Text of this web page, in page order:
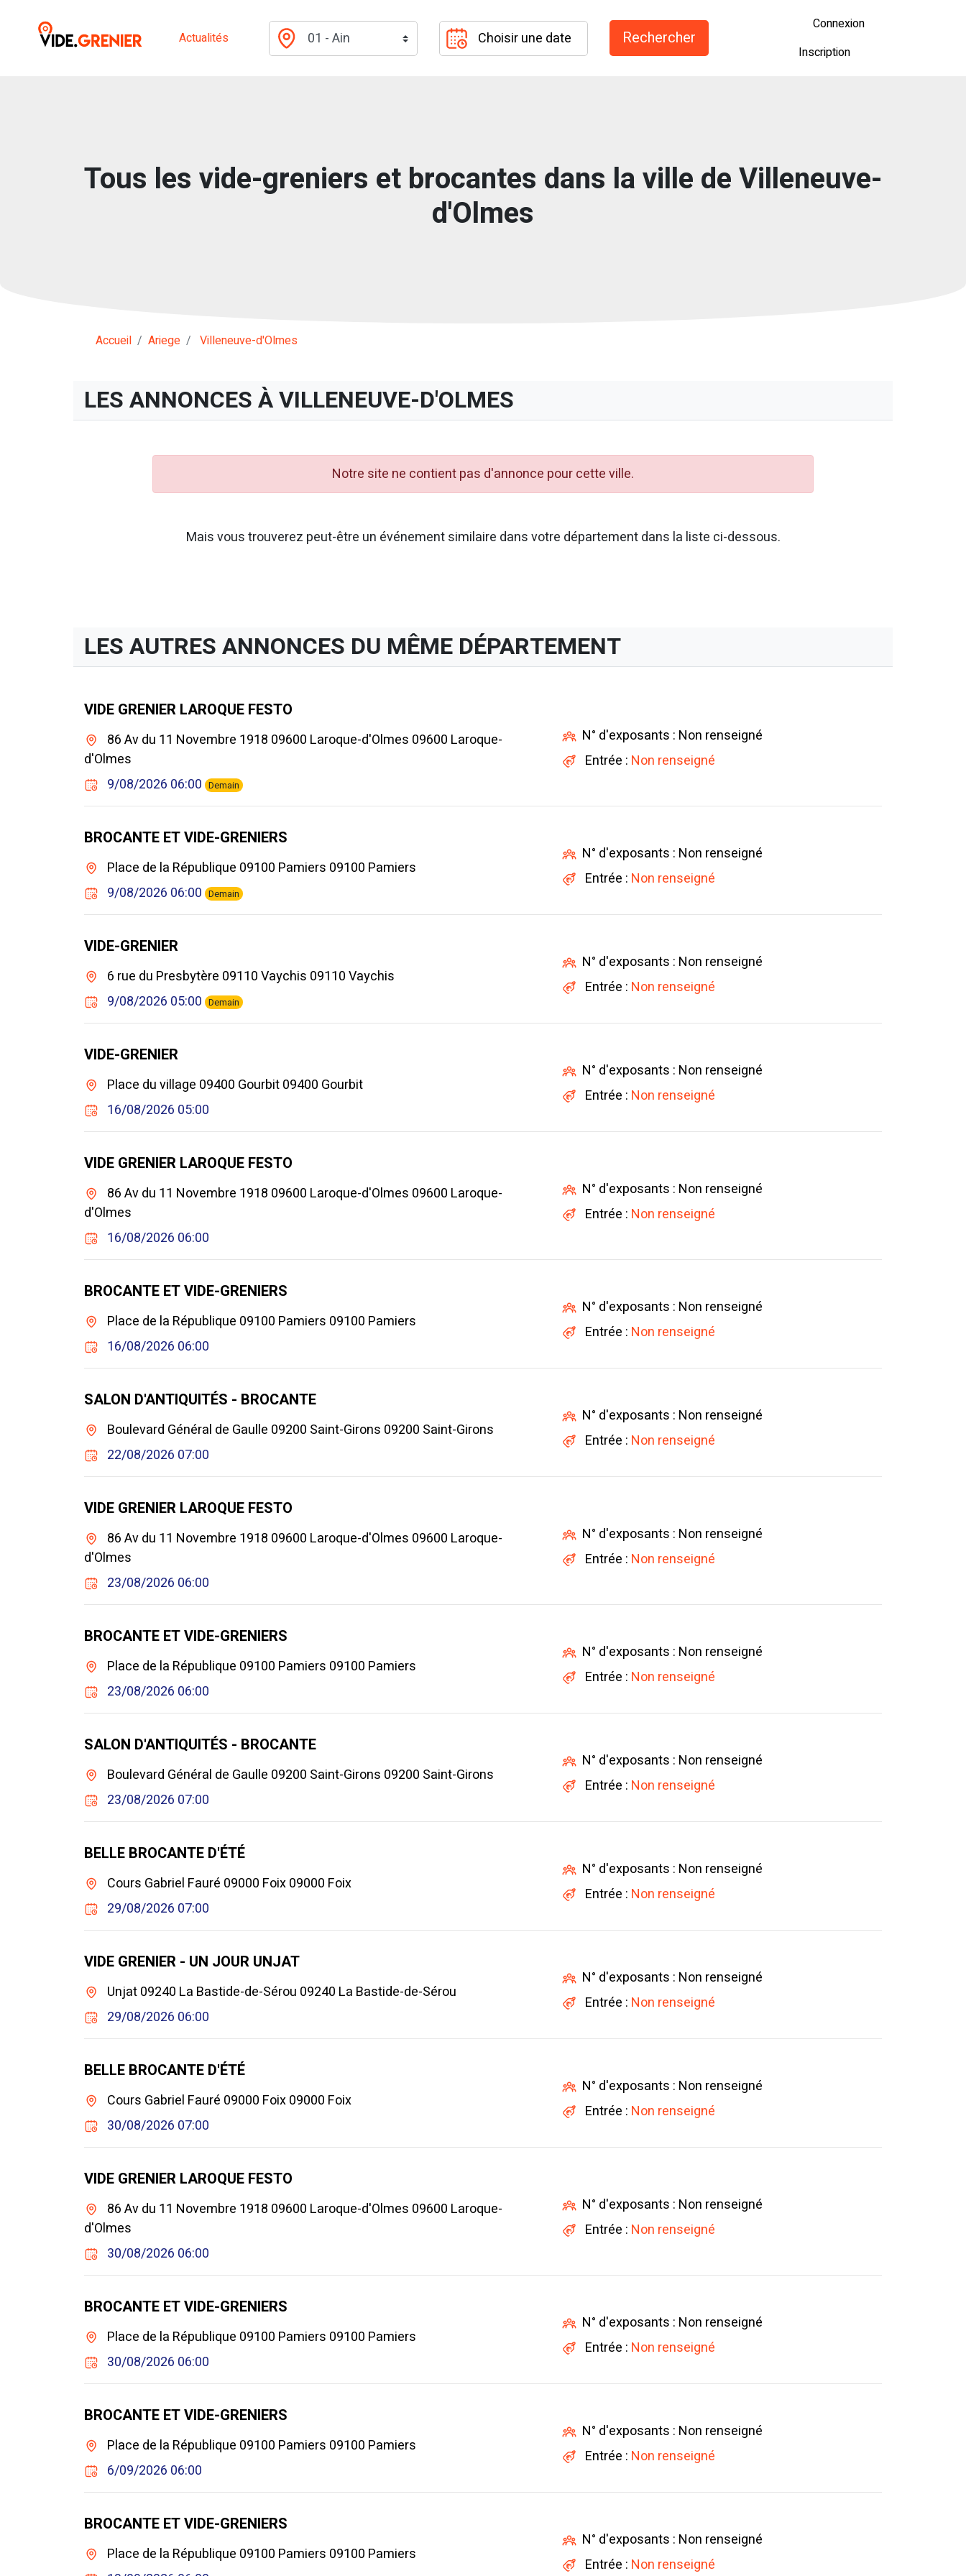
Actualités
Connexion
Inscription
Tous les vide-greniers et brocantes dans la ville de Villeneuve-
d'Olmes
Accueil Ariege Villeneuve-d'Olmes
LES ANNONCES À VILLENEUVE-D'OLMES
Notre site ne contient pas d'annonce pour cette ville.
Mais vous trouverez peut-être un événement similaire dans votre département dans la liste ci-dessous.
LES AUTRES ANNONCES DU MÊME DÉPARTEMENT
VIDE GRENIER LAROQUE FESTO
86 Av du 11 Novembre 1918 09600 Laroque-d'Olmes 09600 Laroque-
d'Olmes
9/08/2026 06:00 Demain
N° d'exposants : Non renseigné
Entrée : Non renseigné
BROCANTE ET VIDE-GRENIERS
Place de la République 09100 Pamiers 09100 Pamiers
9/08/2026 06:00 Demain
N° d'exposants : Non renseigné
Entrée : Non renseigné
VIDE-GRENIER
6 rue du Presbytère 09110 Vaychis 09110 Vaychis
9/08/2026 05:00 Demain
N° d'exposants : Non renseigné
Entrée : Non renseigné
VIDE-GRENIER
Place du village 09400 Gourbit 09400 Gourbit
16/08/2026 05:00
N° d'exposants : Non renseigné
Entrée : Non renseigné
VIDE GRENIER LAROQUE FESTO
86 Av du 11 Novembre 1918 09600 Laroque-d'Olmes 09600 Laroque-
d'Olmes
16/08/2026 06:00
N° d'exposants : Non renseigné
Entrée : Non renseigné
BROCANTE ET VIDE-GRENIERS
Place de la République 09100 Pamiers 09100 Pamiers
16/08/2026 06:00
N° d'exposants : Non renseigné
Entrée : Non renseigné
SALON D'ANTIQUITÉS - BROCANTE
Boulevard Général de Gaulle 09200 Saint-Girons 09200 Saint-Girons
22/08/2026 07:00
N° d'exposants : Non renseigné
Entrée : Non renseigné
VIDE GRENIER LAROQUE FESTO
86 Av du 11 Novembre 1918 09600 Laroque-d'Olmes 09600 Laroque-
d'Olmes
23/08/2026 06:00
N° d'exposants : Non renseigné
Entrée : Non renseigné
BROCANTE ET VIDE-GRENIERS
Place de la République 09100 Pamiers 09100 Pamiers
23/08/2026 06:00
N° d'exposants : Non renseigné
Entrée : Non renseigné
SALON D'ANTIQUITÉS - BROCANTE
Boulevard Général de Gaulle 09200 Saint-Girons 09200 Saint-Girons
23/08/2026 07:00
N° d'exposants : Non renseigné
Entrée : Non renseigné
BELLE BROCANTE D'ÉTÉ
Cours Gabriel Fauré 09000 Foix 09000 Foix
29/08/2026 07:00
N° d'exposants : Non renseigné
Entrée : Non renseigné
VIDE GRENIER - UN JOUR UNJAT
Unjat 09240 La Bastide-de-Sérou 09240 La Bastide-de-Sérou
29/08/2026 06:00
N° d'exposants : Non renseigné
Entrée : Non renseigné
BELLE BROCANTE D'ÉTÉ
Cours Gabriel Fauré 09000 Foix 09000 Foix
30/08/2026 07:00
N° d'exposants : Non renseigné
Entrée : Non renseigné
VIDE GRENIER LAROQUE FESTO
86 Av du 11 Novembre 1918 09600 Laroque-d'Olmes 09600 Laroque-
d'Olmes
30/08/2026 06:00
N° d'exposants : Non renseigné
Entrée : Non renseigné
BROCANTE ET VIDE-GRENIERS
Place de la République 09100 Pamiers 09100 Pamiers
30/08/2026 06:00
N° d'exposants : Non renseigné
Entrée : Non renseigné
BROCANTE ET VIDE-GRENIERS
Place de la République 09100 Pamiers 09100 Pamiers
6/09/2026 06:00
N° d'exposants : Non renseigné
Entrée : Non renseigné
BROCANTE ET VIDE-GRENIERS
Place de la République 09100 Pamiers 09100 Pamiers
N° d'exposants : Non renseigné
Entrée : Non renseigné